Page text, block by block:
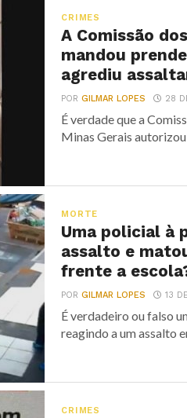
CRIMES
A Comissão
mandou
agrediu
PORGILMAR LOPES 28
É verdade que a
Minas Gerais
MORTE
Uma policial à
assalto e
frente a
PORGILMAR LOPES 13
É verdadeiro ou falso
reagindo a um assalto
CRIMES